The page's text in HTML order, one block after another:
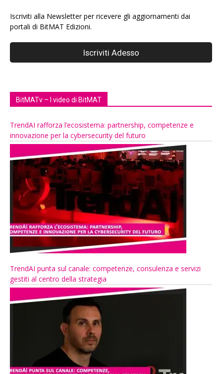
Iscriviti alla Newsletter per ricevere gli aggiornamenti dai
portali di BitMAT Edizioni.
BitMATv – I video di BitMAT
TrendAI rafforza l’ecosistema: partnership, competenze e
innovazione per la cybersecurity del futuro
TrendAI punta sul canale: competenze, consulenza e servizi
gestiti al centro della strategia